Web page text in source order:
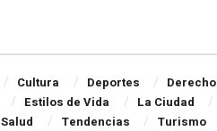
Cultura Deportes Derecho
Estilos de Vida La Ciudad
Salud Tendencias Turismo